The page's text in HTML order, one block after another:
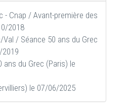
- Cnap / Avant-première des
2018
/ Séance 50 ans du Grec
2019
ans du Grec (Paris) le
le 07/06/2025